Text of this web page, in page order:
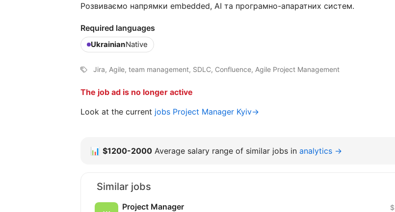
Розвиваємо напрямки embedded, AI та програмно-апаратних систем.
Required languages
UkrainianNative
Jira, Agile, team management, SDLC, Confluence, Agile Project Management
The job ad is no longer active
Look at the current jobs Project Manager Kyiv→
📊 $1200-2000 Average salary range of similar jobs in analytics →
Similar jobs
Project Manager $